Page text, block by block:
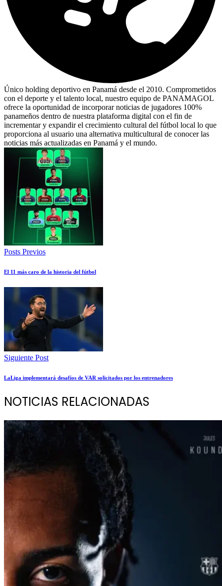
Único holding deportivo en Panamá desde el 2010. Comprometidos
con el deporte y el talento local, nuestro equipo de PANAMAGOL
ofrece la oportunidad de incorporar noticias de jugadores 100%
panameños dentro de nuestra plataforma digital con el fin de
incrementar y expandir el crecimiento cultural del fútbol local lo que
proporciona al usuario una alternativa multicultural de conocer las
noticias más actualizadas en Panamá y el mundo.
Posts Previos
El 11 más caro de la historia del fútbol
Siguiente Post
LaLiga implementará desafíos de VAR solicitados por los entrenadores
NOTICIAS RELACIONADAS